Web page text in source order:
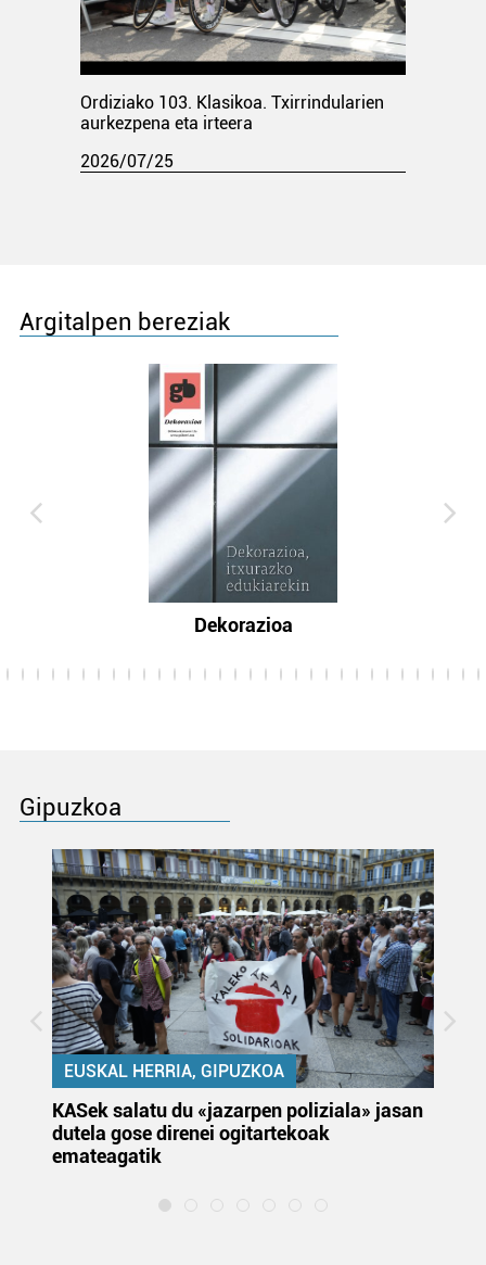
Ordiziako 103. Klasikoa. Txirrindularien
aurkezpena eta irteera
2026/07/25
Argitalpen bereziak
Dekorazioa
Gipuzkoa
EUSKAL HERRIA, GIPUZKOA
KASek salatu du «jazarpen poliziala» jasan
dutela gose direnei ogitartekoak
emateagatik